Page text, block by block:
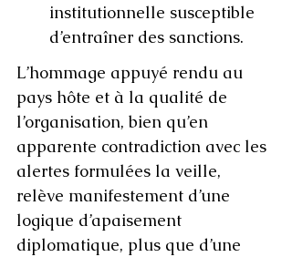
institutionnelle susceptible
d’entraîner des sanctions.
L’hommage appuyé rendu au
pays hôte et à la qualité de
l’organisation, bien qu’en
apparente contradiction avec les
alertes formulées la veille,
relève manifestement d’une
logique d’apaisement
diplomatique, plus que d’une